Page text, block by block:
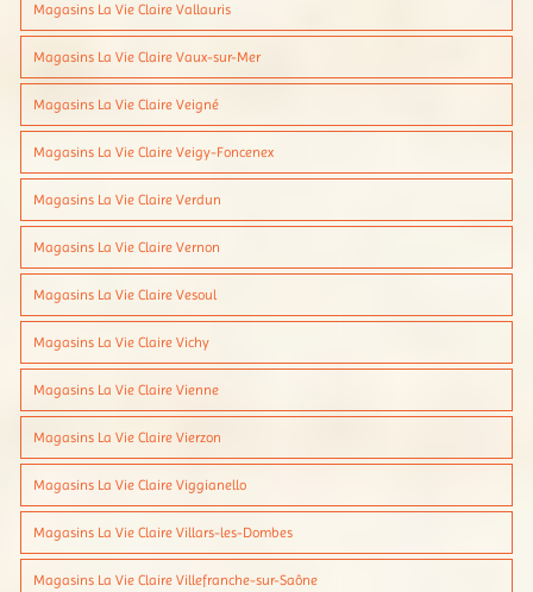
Magasins La Vie Claire Vallauris
Magasins La Vie Claire Vaux-sur-Mer
Magasins La Vie Claire Veigné
Magasins La Vie Claire Veigy-Foncenex
Magasins La Vie Claire Verdun
Magasins La Vie Claire Vernon
Magasins La Vie Claire Vesoul
Magasins La Vie Claire Vichy
Magasins La Vie Claire Vienne
Magasins La Vie Claire Vierzon
Magasins La Vie Claire Viggianello
Magasins La Vie Claire Villars-les-Dombes
Magasins La Vie Claire Villefranche-sur-Saône